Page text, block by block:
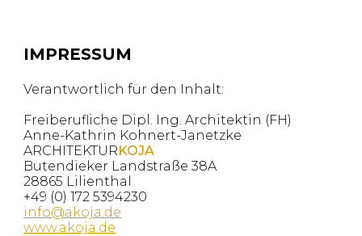
IMPRESSUM
Verantwortlich für den Inhalt:
Freiberufliche Dipl. Ing. Architektin (FH)
Anne-Kathrin Kohnert-Janetzke
ARCHITEKTURKOJA
Butendieker Landstraße 38A
28865 Lilientha
+49 (0) 172 5394230
info@akoja.de
www.akoja.de